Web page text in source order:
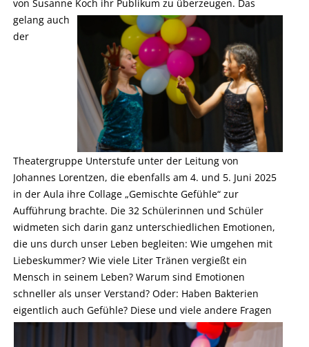
von Susanne Koch ihr Publikum zu überzeugen. Das
gelang auch
der
Theatergruppe Unterstufe unter der Leitung von
Johannes Lorentzen, die ebenfalls am 4. und 5. Juni 2025
in der Aula ihre Collage „Gemischte Gefühle“ zur
Aufführung brachte. Die 32 Schülerinnen und Schüler
widmeten sich darin ganz unterschiedlichen Emotionen,
die uns durch unser Leben begleiten: Wie umgehen mit
Liebeskummer? Wie viele Liter Tränen vergießt ein
Mensch in seinem Leben? Warum sind Emotionen
schneller als unser Verstand? Oder: Haben Bakterien
eigentlich auch Gefühle? Diese und viele andere Fragen